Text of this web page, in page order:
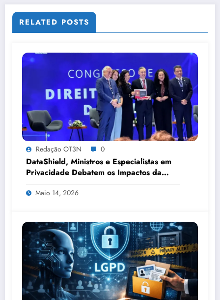
RELATED POSTS
Redação OT3N 0
DataShield, Ministros e Especialistas em
Privacidade Debatem os Impactos da
Tecnologia, IA e Proteção de Dados no
Congresso de Direito Digital da OAB
Maio 14, 2026